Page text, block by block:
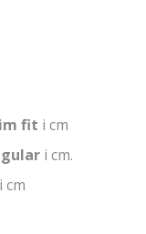
fit i cm
i cm.
cm